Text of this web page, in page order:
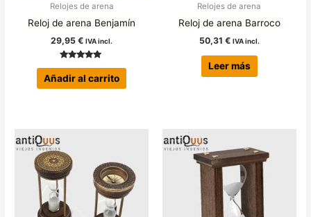
Relojes de arena
Reloj de arena Benjamín
29,95€ IVA incl.
Valorado con
5.00
de 5
Añadir al carrito
Relojes de arena
Reloj de arena Barroco
50,31 € IVA incl.
Leer más